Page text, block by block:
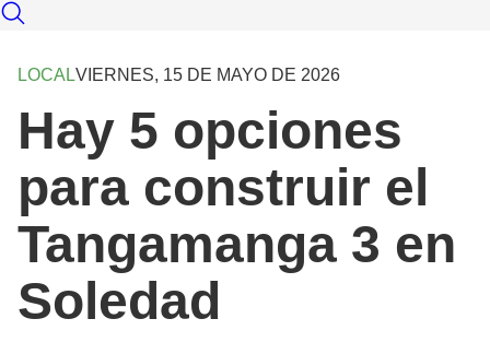
LOCALVIERNES, 15 DE MAYO DE 2026
Hay 5 opciones
para construir el
Tangamanga 3 en
Soledad